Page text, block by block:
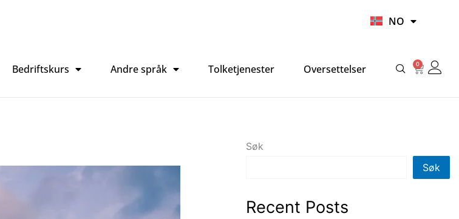
NO
HI
Bedriftskurs Andre språk Tolketjenester Oversettelser 0
Søk
Søk
Recent Posts